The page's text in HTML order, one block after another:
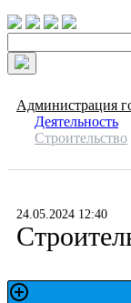
Администрация
Деятельность
Строительство
24.05.2024 12:40